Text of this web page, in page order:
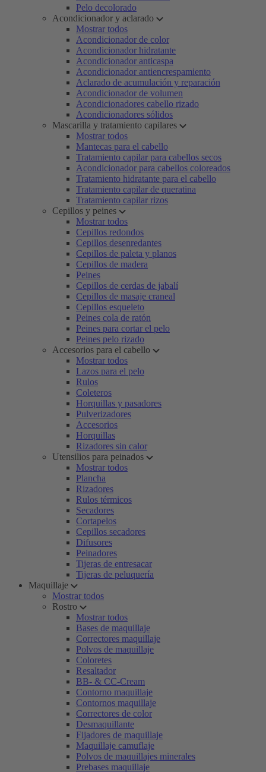
Pelo decolorado
Acondicionador y aclarado
Mostrar todos
Acondicionador de color
Acondicionador hidratante
Acondicionador anticaspa
Acondicionador antiencrespamiento
Aclarado de acumulación y reparación
Acondicionador de volumen
Acondicionadores cabello rizado
Acondicionadores sólidos
Mascarilla y tratamiento capilares
Mostrar todos
Mantecas para el cabello
Tratamiento capilar para cabellos secos
Acondicionador para cabellos coloreados
Tratamiento hidratante para el cabello
Tratamiento capilar de queratina
Tratamiento capilar rizos
Cepillos y peines
Mostrar todos
Cepillos redondos
Cepillos desenredantes
Cepillos de paleta y planos
Cepillos de madera
Peines
Cepillos de cerdas de jabalí
Cepillos de masaje craneal
Cepillos esqueleto
Peines cola de ratón
Peines para cortar el pelo
Peines pelo rizado
Accesorios para el cabello
Mostrar todos
Lazos para el pelo
Rulos
Coleteros
Horquillas y pasadores
Pulverizadores
Accesorios
Horquillas
Rizadores sin calor
Utensilios para peinados
Mostrar todos
Plancha
Rizadores
Rulos térmicos
Secadores
Cortapelos
Cepillos secadores
Difusores
Peinadores
Tijeras de entresacar
Tijeras de peluquería
Maquillaje
Mostrar todos
Rostro
Mostrar todos
Bases de maquillaje
Correctores maquillaje
Polvos de maquillaje
Coloretes
Resaltador
BB- & CC-Cream
Contorno maquillaje
Contornos maquillaje
Correctores de color
Desmaquillante
Fijadores de maquillaje
Maquillaje camuflaje
Polvos de maquillajes minerales
Prebases maquillaje